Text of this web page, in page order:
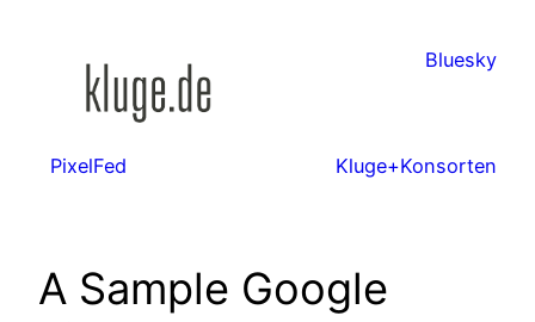
Bluesky
PixelFed Kluge+Konsorten
A Sample Google